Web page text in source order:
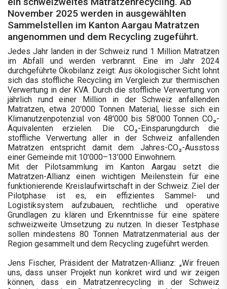
November 2025 werden in ausgewählten
Sammelstellen im Kanton Aargau Matratzen
angenommen und dem Recycling zugeführt.
Jedes Jahr landen in der Schweiz rund 1 Million Matratzen
im Abfall und werden verbrannt. Eine im Jahr 2024
durchgeführte Ökobilanz zeigt: Aus ökologischer Sicht lohnt
sich das stoffliche Recycling im Vergleich zur thermischen
Verwertung in der KVA. Durch die stoffliche Verwertung von
jährlich rund einer Million in der Schweiz anfallenden
Matratzen, etwa 20'000 Tonnen Material, liesse sich ein
Klimanutzenpotenzial von 48'000 bis 58'000 Tonnen CO₂-
Äquivalenten erzielen. Die CO₂-Einsparungdurch die
stoffliche Verwertung aller in der Schweiz anfallenden
Matratzen entspricht damit dem Jahres-CO₂-Ausstoss
einer Gemeinde mit 10’000–13’000 Einwohnern.
Mit der Pilotsammlung im Kanton Aargau setzt die
Matratzen-Allianz einen wichtigen Meilenstein für eine
funktionierende Kreislaufwirtschaft in der Schweiz. Ziel der
Pilotphase ist es, ein effizientes Sammel- und
Logistiksystem aufzubauen, rechtliche und operative
Grundlagen zu klären und Erkenntnisse für eine spätere
schweizweite Umsetzung zu nutzen. In dieser Testphase
sollen mindestens 80 Tonnen Matratzenmaterial aus der
Region gesammelt und dem Recycling zugeführt werden.
Jens Fischer, Präsident der Matratzen-Allianz: „Wir freuen
uns, dass unser Projekt nun konkret wird und wir zeigen
können, dass ein Matratzenrecycling in der Schweiz